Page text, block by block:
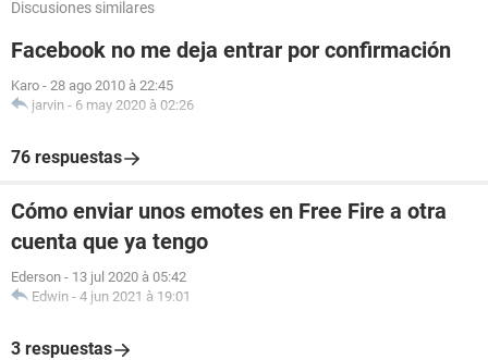
Discusiones similares
Facebook no me deja entrar por confirmación
Karo - 28 ago 2010 à 22:45
jarvin - 6 may 2020 à 02:26
76 respuestas
Cómo enviar unos emotes en Free Fire a otra
cuenta que ya tengo
Ederson - 13 jul 2020 à 05:42
Edwin - 4 jun 2021 à 19:01
3 respuestas